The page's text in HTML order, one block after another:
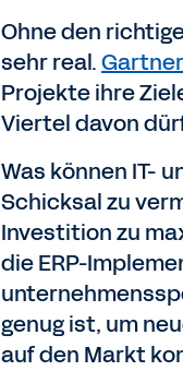
Ohne den
sehr real.
Projekte ihre
Viertel davon
Was können IT-
Schicksal zu
Investition zu
die ERP-
genug ist, um
auf den Markt